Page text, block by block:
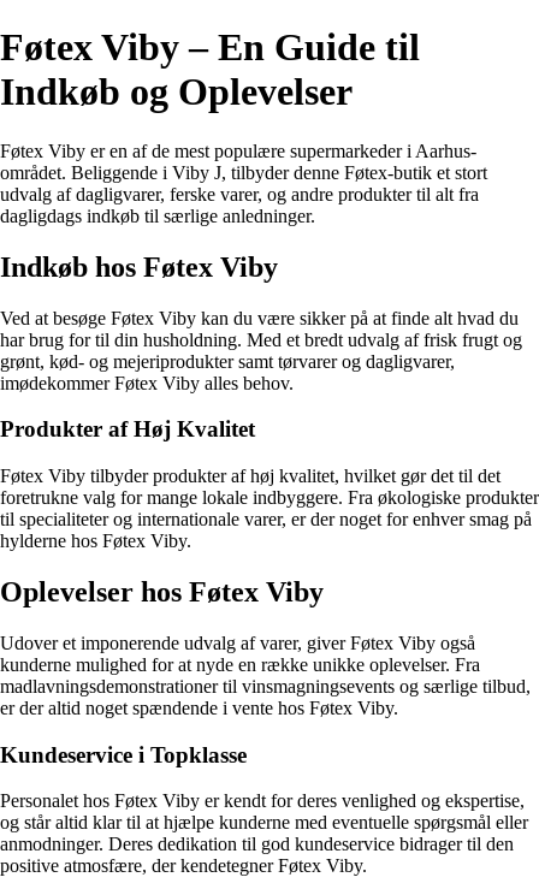
Føtex Viby – En Guide til
Indkøb og Oplevelser
Føtex Viby er en af ​​de mest populære supermarkeder i Aarhus-
området. Beliggende i Viby J, tilbyder denne Føtex-butik et stort
udvalg af dagligvarer, ferske varer, og andre produkter til alt fra
dagligdags indkøb til særlige anledninger.
Indkøb hos Føtex Viby
Ved at besøge Føtex Viby kan du være sikker på at finde alt hvad du
har brug for til din husholdning. Med et bredt udvalg af frisk frugt og
grønt, kød- og mejeriprodukter samt tørvarer og dagligvarer,
imødekommer Føtex Viby alles behov.
Produkter af Høj Kvalitet
Føtex Viby tilbyder produkter af høj kvalitet, hvilket gør det til det
foretrukne valg for mange lokale indbyggere. Fra økologiske produkter
til specialiteter og internationale varer, er der noget for enhver smag på
hylderne hos Føtex Viby.
Oplevelser hos Føtex Viby
Udover et imponerende udvalg af varer, giver Føtex Viby også
kunderne mulighed for at nyde en række unikke oplevelser. Fra
madlavningsdemonstrationer til vinsmagningsevents og særlige tilbud,
er der altid noget spændende i vente hos Føtex Viby.
Kundeservice i Topklasse
Personalet hos Føtex Viby er kendt for deres venlighed og ekspertise,
og står altid klar til at hjælpe kunderne med eventuelle spørgsmål eller
anmodninger. Deres dedikation til god kundeservice bidrager til den
positive atmosfære, der kendetegner Føtex Viby.